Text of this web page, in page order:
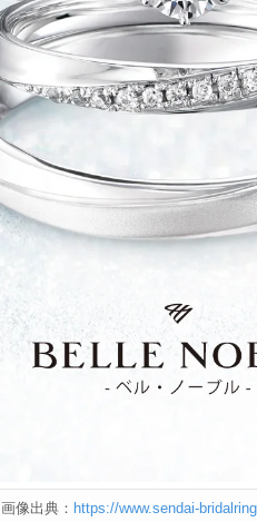
画像出典： https://www.sendai-